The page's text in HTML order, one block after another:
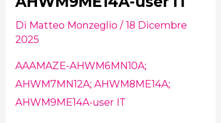
Di Matteo Monzeglio / 18 Dicembre
2025
AAAMAZE-AHWM6MN10A;
AHWM7MN12A; AHWM8ME14A;
AHWM9ME14A-user IT